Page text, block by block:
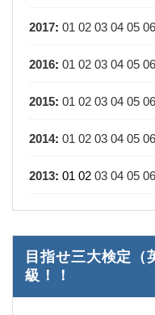
2017: 01 02 03 04 05 06
2016: 01 02 03 04 05 06
2015: 01 02 03 04 05 06
2014: 01 02 03 04 05 06
2013: 01 02 03 04 05 06
目指せ三大検定（
級！！